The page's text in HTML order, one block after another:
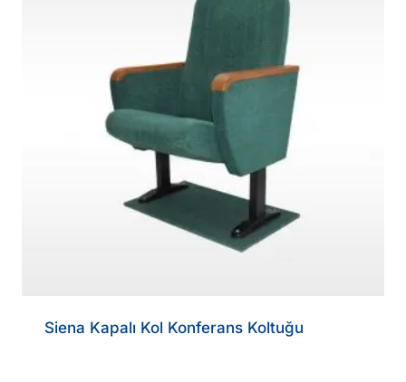
Siena Kapalı Kol Konferans Koltuğu